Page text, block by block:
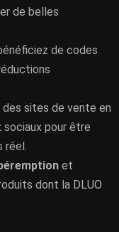
de belles
de codes
des sites de vente en
sociaux pour être
réel.
et
dont la DLUO